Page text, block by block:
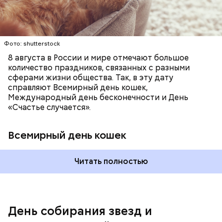
Фото: shutterstock
8 августа в России и мире отмечают большое
количество праздников, связанных с разными
сферами жизни общества. Так, в эту дату
справляют Всемирный день кошек,
Международный день бесконечности и День
«Счастье случается».
Всемирный день кошек
Читать полностью
День собирания звезд и
наслаждаясь свободой и независимостью, пока
это возможно, ведь может быть и так, что через год
они уже не будут холостяками.
Спагетти из кабачков